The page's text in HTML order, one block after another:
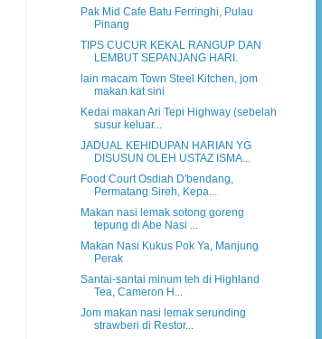
Pak Mid Cafe Batu Ferringhi, Pulau
Pinang
TIPS CUCUR KEKAL RANGUP DAN
LEMBUT SEPANJANG HARI.
lain macam Town Steel Kitchen, jom
makan kat sini
Kedai makan Ari Tepi Highway (sebelah
susur keluar...
JADUAL KEHIDUPAN HARIAN YG
DISUSUN OLEH USTAZ ISMA...
Food Court Osdiah D'bendang,
Permatang Sireh, Kepa...
Makan nasi lemak sotong goreng
tepung di Abe Nasi ...
Makan Nasi Kukus Pok Ya, Manjung
Perak
Santai-santai minum teh di Highland
Tea, Cameron H...
Jom makan nasi lemak serunding
strawberi di Restor...